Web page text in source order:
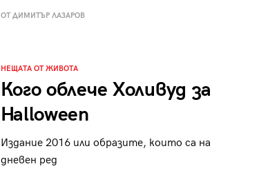
ОТ ДИМИТЪР ЛАЗАРОВ
НЕЩАТА ОТ ЖИВОТА
Кого облече Холивуд за
Halloween
Издание 2016 или образите, които са на
дневен ред